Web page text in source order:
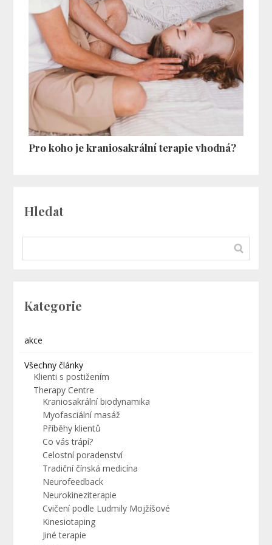
Pro koho je kraniosakrální terapie vhodná?
Hledat
Kategorie
akce
Všechny články
Klienti s postižením
Therapy Centre
Kraniosakrální biodynamika
Myofasciální masáž
Příběhy klientů
Co vás trápí?
Celostní poradenství
Tradiční čínská medicína
Neurofeedback
Neurokineziterapie
Cvičení podle Ludmily Mojžíšové
Kinesiotaping
Jiné terapie